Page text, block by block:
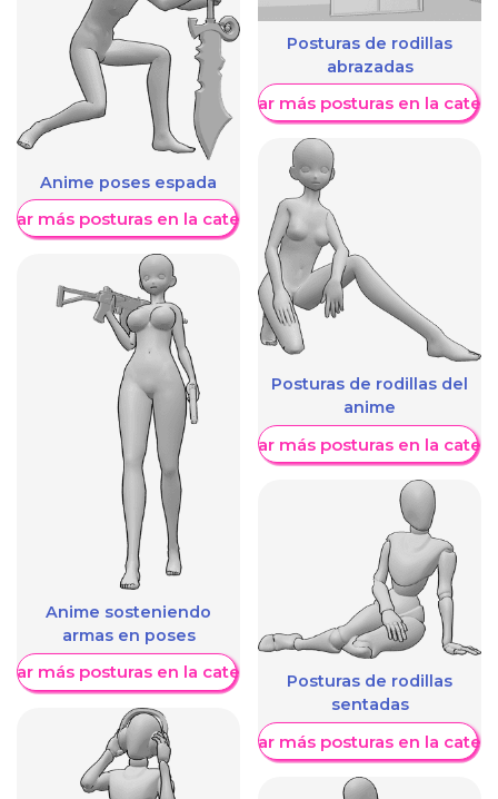
Anime poses espada
más posturas en la categoría
Anime sosteniendo
armas en poses
más posturas en la categoría
Posturas de rodillas
abrazadas
Mostrar más posturas en la
Posturas de rodillas del
anime
Mostrar más posturas en la
Posturas de rodillas
sentadas
Mostrar más posturas en la